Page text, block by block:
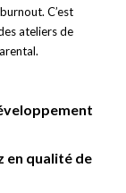
C’est
ateliers de
en qualité de